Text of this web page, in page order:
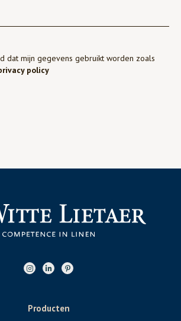
dat mijn gegevens gebruikt worden zoals
policy
Producten